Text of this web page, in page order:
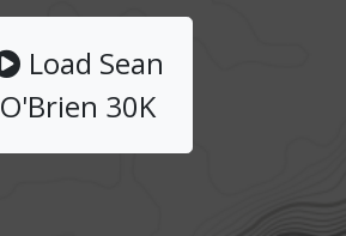
Load Sean
O'Brien 30K